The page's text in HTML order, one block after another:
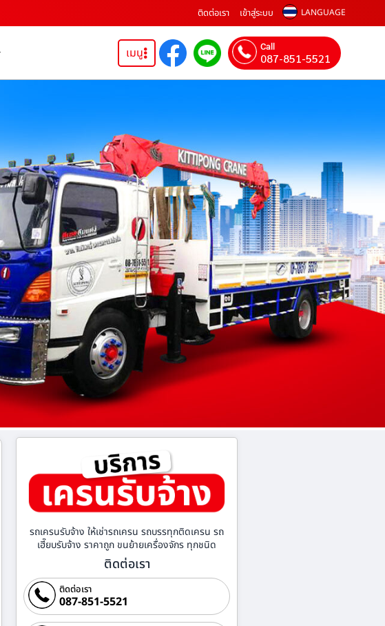
ติดต่อเรา เข้าสู่ระบบ LANGUAGE
เมนู Call
087-851-5521
รถเครนรับจ้าง ให้เช่ารถเครน รถบรรทุกติดเครน รถ
เฮี๊ยบรับจ้าง ราคาถูก ขนย้ายเครื่องจักร ทุกชนิด
ติดต่อเรา
ติดต่อเรา
087-851-5521